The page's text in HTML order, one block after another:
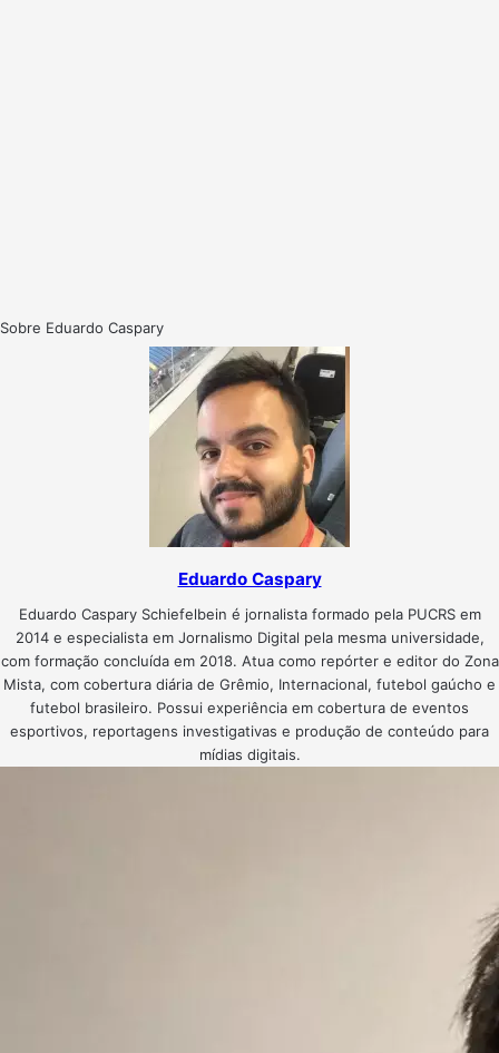
Sobre Eduardo Caspary
Eduardo Caspary
Eduardo Caspary Schiefelbein é jornalista formado pela PUCRS em
2014 e especialista em Jornalismo Digital pela mesma universidade,
com formação concluída em 2018. Atua como repórter e editor do Zona
Mista, com cobertura diária de Grêmio, Internacional, futebol gaúcho e
futebol brasileiro. Possui experiência em cobertura de eventos
esportivos, reportagens investigativas e produção de conteúdo para
mídias digitais.